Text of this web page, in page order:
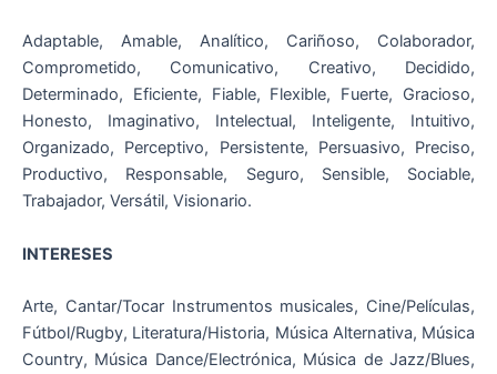
Adaptable, Amable, Analítico, Cariñoso, Colaborador,
Comprometido, Comunicativo, Creativo, Decidido,
Determinado, Eficiente, Fiable, Flexible, Fuerte, Gracioso,
Honesto, Imaginativo, Intelectual, Inteligente, Intuitivo,
Organizado, Perceptivo, Persistente, Persuasivo, Preciso,
Productivo, Responsable, Seguro, Sensible, Sociable,
Trabajador, Versátil, Visionario.
INTERESES
Arte, Cantar/Tocar Instrumentos musicales, Cine/Películas,
Fútbol/Rugby, Literatura/Historia, Música Alternativa, Música
Country, Música Dance/Electrónica, Música de Jazz/Blues,